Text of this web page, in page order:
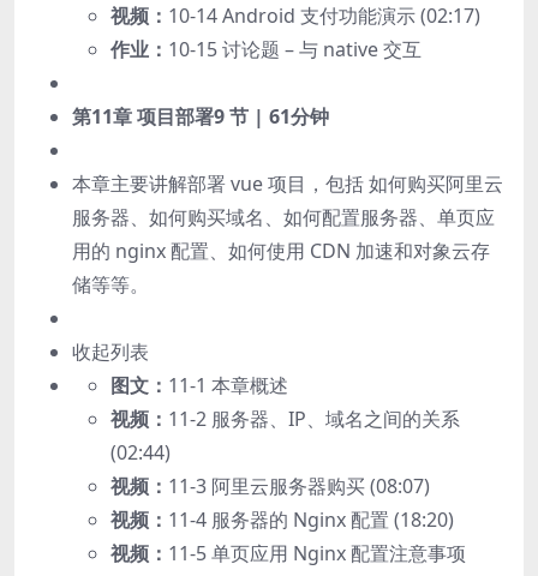
视频： 10-14 Android 支付功能演示 (02:17)
作业： 10-15 讨论题 – 与 native 交互
第11章 项目部署9 节 | 61分钟
本章主要讲解部署 vue 项目，包括 如何购买阿里云
服务器、如何购买域名、如何配置服务器、单页应
用的 nginx 配置、如何使用 CDN 加速和对象云存
储等等。
收起列表
图文： 11-1 本章概述
视频： 11-2 服务器、IP、域名之间的关系
(02:44)
视频： 11-3 阿里云服务器购买 (08:07)
视频： 11-4 服务器的 Nginx 配置 (18:20)
视频： 11-5 单页应用 Nginx 配置注意事项